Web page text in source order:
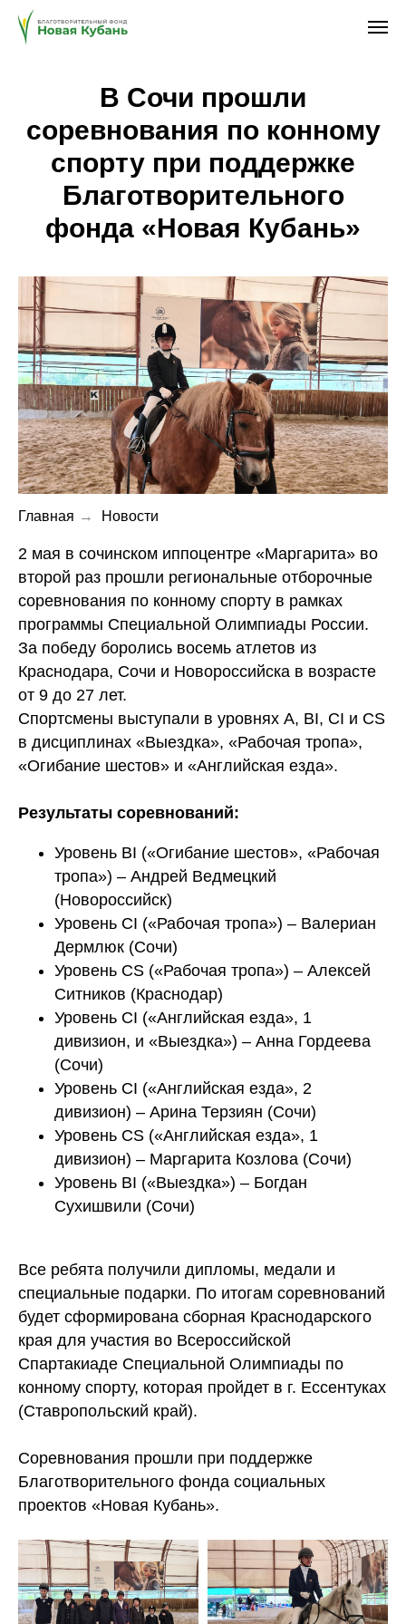
В Сочи прошли
соревнования по конному
спорту при поддержке
Благотворительного
фонда «Новая Кубань»
Главная → Новости
2 мая в сочинском иппоцентре «Маргарита» во
второй раз прошли региональные отборочные
соревнования по конному спорту в рамках
программы Специальной Олимпиады России.
За победу боролись восемь атлетов из
Краснодара, Сочи и Новороссийска в возрасте
от 9 до 27 лет.
Спортсмены выступали в уровнях А, ВI, CI и CS
в дисциплинах «Выездка», «Рабочая тропа»,
«Огибание шестов» и «Английская езда».
Результаты соревнований:
Уровень BI («Огибание шестов», «Рабочая
тропа») – Андрей Ведмецкий
(Новороссийск)
Уровень CI («Рабочая тропа») – Валериан
Дермлюк (Сочи)
Уровень CS («Рабочая тропа») – Алексей
Ситников (Краснодар)
Уровень CI («Английская езда», 1
дивизион, и «Выездка») – Анна Гордеева
(Сочи)
Уровень CI («Английская езда», 2
дивизион) – Арина Терзиян (Сочи)
Уровень CS («Английская езда», 1
дивизион) – Маргарита Козлова (Сочи)
Уровень BI («Выездка») – Богдан
Сухишвили (Сочи)
Все ребята получили дипломы, медали и
специальные подарки. По итогам соревнований
будет сформирована сборная Краснодарского
края для участия во Всероссийской
Cпартакиаде Специальной Олимпиады по
конному спорту, которая пройдет в г. Ессентуках
(Ставропольский край).
Соревнования прошли при поддержке
Благотворительного фонда социальных
проектов «Новая Кубань».